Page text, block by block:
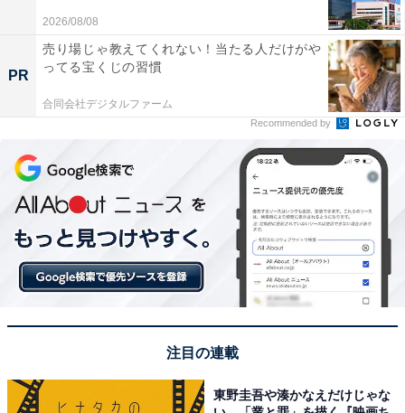
※本アンケートは複数回答形式のため、合計が100％を超える場合がありま
す
「学校に行くのが面倒くさい」「なんだか行きたくな
い」と感じるタイミングについて詳しく聞くと、最も多
かったのが「週の始め（月曜日など）（57.1％）」でし
た。
次いで「長期休みの前後（44.0％）」、「定期テストの
前後（35.7％）」と続きます。日常のサイクルに戻るタ
イミングや、大きなプレッシャーがかかる時期に、心理
「クラスでの気疲れ」
2026/08/08
PR
売り場じゃ教えてくれない！当たる人だけがや
ってる宝くじの習慣
合同会社デジタルファーム
Recommended by
注目の連載
東野圭吾や湊かなえだけじゃな